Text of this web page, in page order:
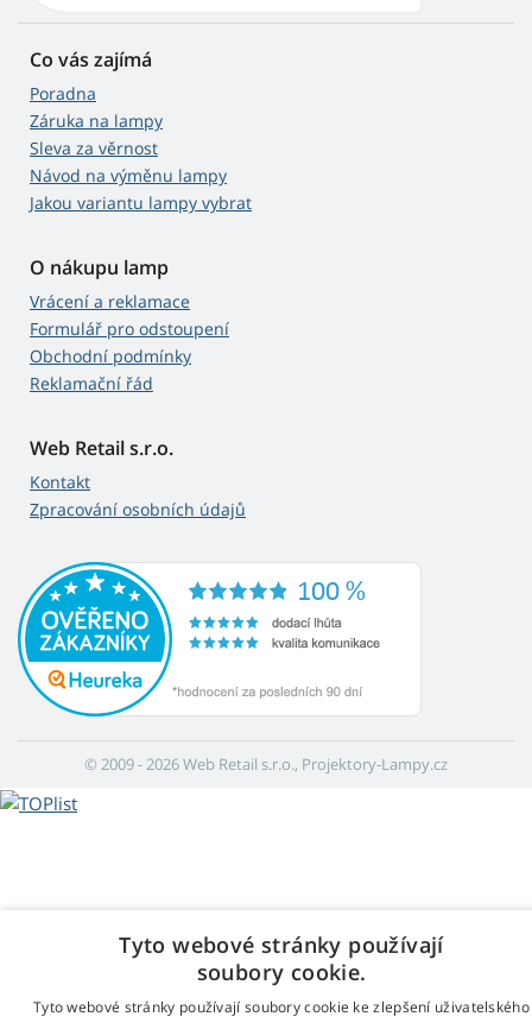
Co vás zajímá
Poradna
Záruka na lampy
Sleva za věrnost
Návod na výměnu lampy
Jakou variantu lampy vybrat
O nákupu lamp
Vrácení a reklamace
Formulář pro odstoupení
Obchodní podmínky
Reklamační řád
Web Retail s.r.o.
Kontakt
Zpracování osobních údajů
© 2009 - 2026 Web Retail s.r.o., Projektory-Lampy.cz
Tyto webové stránky používají
soubory cookie.
Tyto webové stránky používají soubory cookie ke zlepšení uživatelského